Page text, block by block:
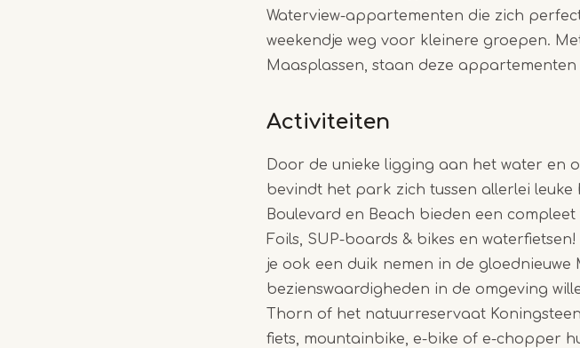
Waterview-appartementen die zich
weekendje weg voor kleinere groepen.
Maasplassen, staan deze
Activiteiten
Door de unieke ligging aan het water en
bevindt het park zich tussen allerlei
Boulevard en Beach bieden een
Foils, SUP-boards & bikes en
je ook een duik nemen in de
bezienswaardigheden in de omgeving
Thorn of het natuurreservaat
fiets, mountainbike, e-bike of e-chopper